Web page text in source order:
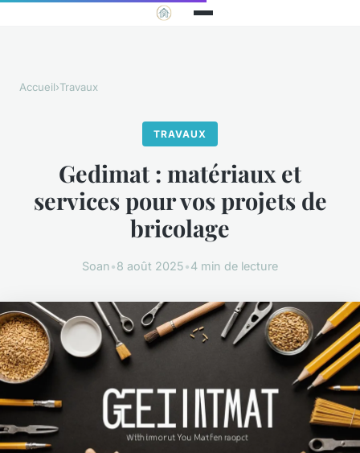
Accueil›Travaux
TRAVAUX
Gedimat : matériaux et
services pour vos projets de
bricolage
Soan•8 août 2025•4 min de lecture